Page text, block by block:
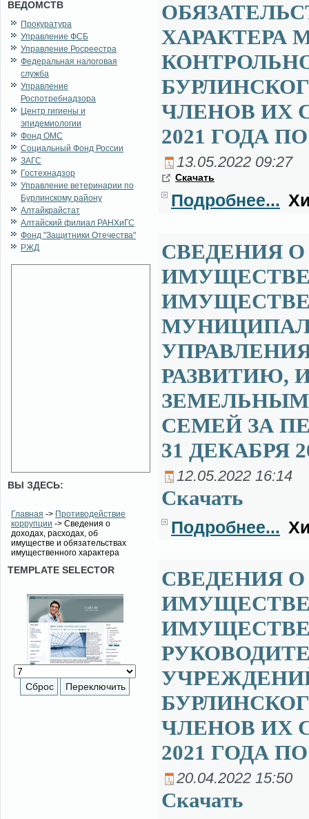
ВЕДОМСТВ
Прокуратура
Управление ФСБ
Управление Росреестра
Федеральная налоговая
служба
Управление
Роспотребнадзора
Центр гигиены и
эпидемиологии
Фонд ОМС
Социальный Фонд России
ЗАГС
Гостехнадзор
Управление ветеринарии по
Бурлинскому району
Алтайкрайстат
Алтайский филиал РАНХиГС
Фонд "Защитники Отечества"
РЖД
ВЫ ЗДЕСЬ:
Главная -> Противодействие
коррупции -> Сведения о
доходах, расходах, об
имуществе и обязательствах
имущественного характера
TEMPLATE SELECTOR
ЧЛЕНОВ ИХ
2021 ГОДА
13.05.2022 09:27
Ска­чать
Подробнее...
СВЕДЕНИЯ О
ИМУЩЕСТВЕ
РАЗВИТИЮ,
СЕМЕЙ ЗА
31 ДЕКАБРЯ
12.05.2022 16:14
Ска­чать
Подробнее...
СВЕДЕНИЯ О
ИМУЩЕСТВЕ
ЧЛЕНОВ ИХ
2021 ГОДА
20.04.2022 15:50
Ска­чать